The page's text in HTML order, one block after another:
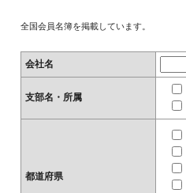
全国会員名簿を掲載しています。
会社名
支部名・所属
都道府県